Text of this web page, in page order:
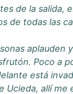
de la salida,
de todas las
aplauden
Poco a
está
allí